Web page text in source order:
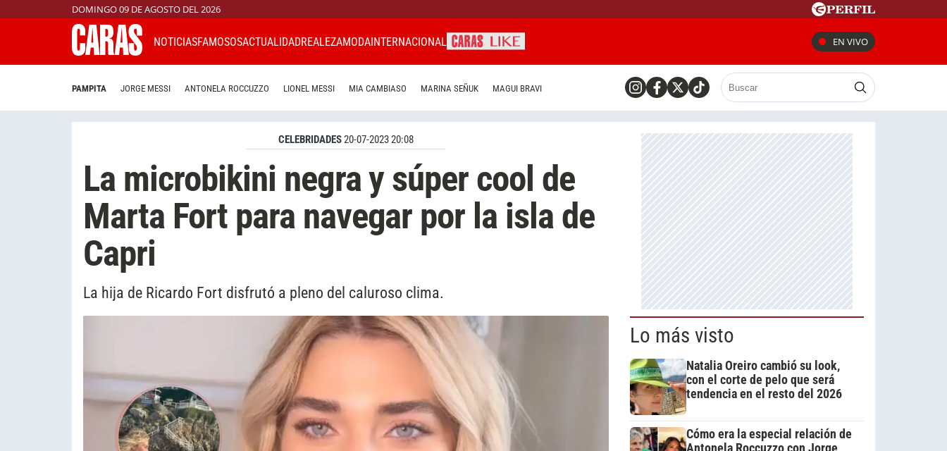
DOMINGO 09 DE AGOSTO DEL 2026
NOTICIASFAMOSOSACTUALIDADREALEZAMODAINTERNACIONAL EN VIVO
PAMPITA JORGE MESSI ANTONELA ROCCUZZO LIONEL MESSI MIA CAMBIASO MARINA SEÑUK MAGUI BRAVI
CELEBRIDADES20-07-2023 20:08
La microbikini negra y súper cool de
Marta Fort para navegar por la isla de
Capri
La hija de Ricardo Fort disfrutó a pleno del caluroso clima.
Lo más visto
Natalia Oreiro cambió su look,
con el corte de pelo que será
tendencia en el resto del 2026
Cómo era la especial relación de
Antonela Roccuzzo con Jorge